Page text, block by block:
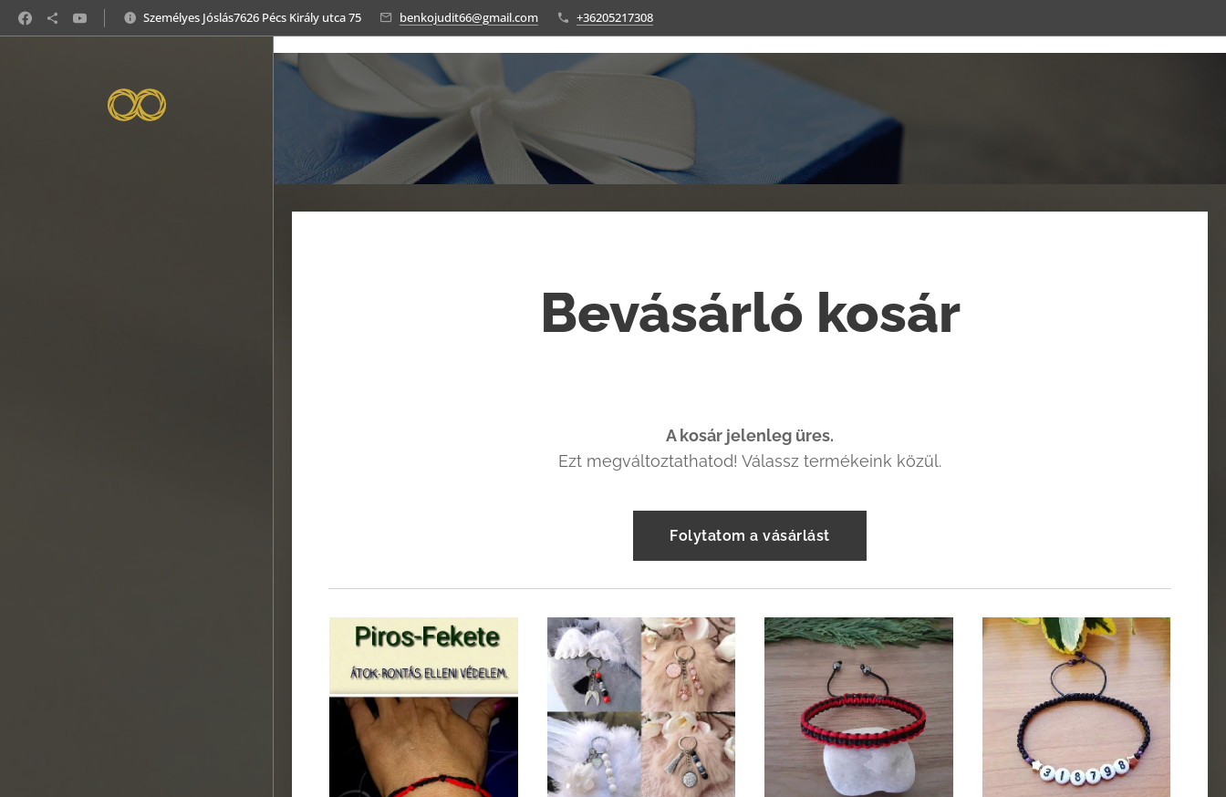
https://www.juditsorselemzomesterjos.hu/termekek/
Személyes Jóslás7626 Pécs Király utca 75 benkojudit66@gmail.com +36205217308
Bevásárló kosár
A kosár jelenleg üres.
Ezt megváltoztathatod! Válassz termékeink közül.
Folytatom a vásárlást